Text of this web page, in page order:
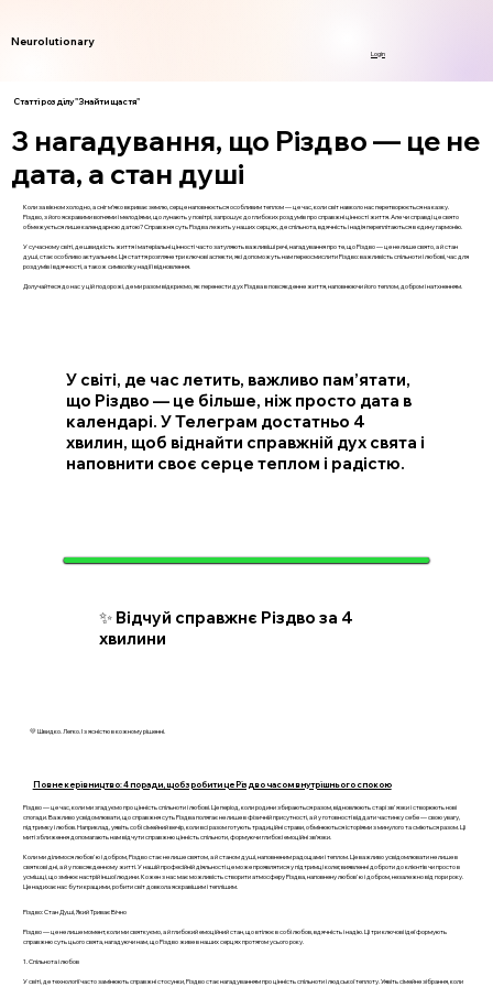
Neurolutionary
Login
Статті розділу "Знайти щастя"
3 нагадування, що Різдво — це не
дата, а стан душі
Коли за вікном холодно, а сніг м’яко вкриває землю, серце наповнюється особливим теплом — це час, коли світ навколо нас перетворюється на казку.
Різдво, з його яскравими вогнями і мелодіями, що лунають у повітрі, запрошує до глибоких роздумів про справжні цінності життя. Але чи справді це свято
обмежується лише календарною датою? Справжня суть Різдва лежить у наших серцях, де спільнота, вдячність і надія переплітаються в єдину гармонію.
У сучасному світі, де швидкість життя і матеріальні цінності часто затуляють важливіші речі, нагадування про те, що Різдво — це не лише свято, а й стан
душі, стає особливо актуальним. Ця стаття розгляне три ключові аспекти, які допоможуть нам переосмислити Різдво: важливість спільноти і любові, час для
роздумів і вдячності, а також символіку надії і відновлення.
Долучайтеся до нас у цій подорожі, де ми разом відкриємо, як перенести дух Різдва в повсякденне життя, наповнюючи його теплом, добром і натхненням.
У світі, де час летить, важливо пам’ятати,
що Різдво — це більше, ніж просто дата в
календарі. У Телеграм достатньо 4
хвилин, щоб віднайти справжній дух свята і
наповнити своє серце теплом і радістю.
✨ Відчуй справжнє Різдво за 4
хвилини
💛 Швидко. Легко. І з ясністю в кожному рішенні.
Повне керівництво: 4 поради, щоб зробити це Різдво часом внутрішнього спокою
Різдво — це час, коли ми згадуємо про цінність спільноти і любові. Це період, коли родини збираються разом, відновлюють старі зв'язки і створюють нові
спогади. Важливо усвідомлювати, що справжня суть Різдва полягає не лише в фізичній присутності, а й у готовності віддати частинку себе — свою увагу,
підтримку і любов. Наприклад, уявіть собі сімейний вечір, коли всі разом готують традиційні страви, обмінюються історіями з минулого та сміються разом. Ці
миті зближення допомагають нам відчути справжню цінність спільноти, формуючи глибокі емоційні зв’язки.
Коли ми ділимося любов'ю і добром, Різдво стає не лише святом, а й станом душі, наповненим радощами і теплом. Це важливо усвідомлювати не лише в
святкові дні, а й у повсякденному житті. У нашій професійній діяльності це може проявлятися у підтримці колег, виявленні доброти до клієнтів чи просто в
усмішці, що змінює настрій іншої людини. Кожен з нас має можливість створити атмосферу Різдва, наповнену любов'ю і добром, незалежно від пори року.
Це надихає нас бути кращими, робити світ довкола яскравішим і теплішим.
Різдво: Стан Душі, Який Триває Вічно
Різдво — це не лише момент, коли ми святкуємо, а й глибокий емоційний стан, що втілює в собі любов, вдячність і надію. Ці три ключові ідеї формують
справжню суть цього свята, нагадуючи нам, що Різдво живе в наших серцях протягом усього року.
1. Спільнота і любов
У світі, де технології часто замінюють справжні стосунки, Різдво стає нагадуванням про цінність спільноти і людської теплоту. Уявіть сімейне зібрання, коли